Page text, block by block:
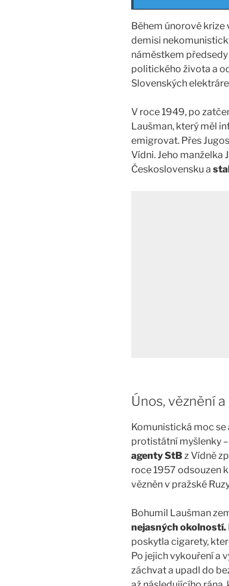
Během únorové
demisi
náměstkem
politického života a
Slovenských
V roce 1949, po
Laušman, který měl
emigrovat. Přes
Vídni. Jeho manželka
Československu a
Únos, věznění
Komunistická moc se
protistátní myšlenky
agenty StB z Vídně
roce 1957 odsouzen
vězněn v pražské
Bohumil Laušman
nejasných okolností.
poskytla cigarety,
Po jejich vykouření a
záchvat a upadl do